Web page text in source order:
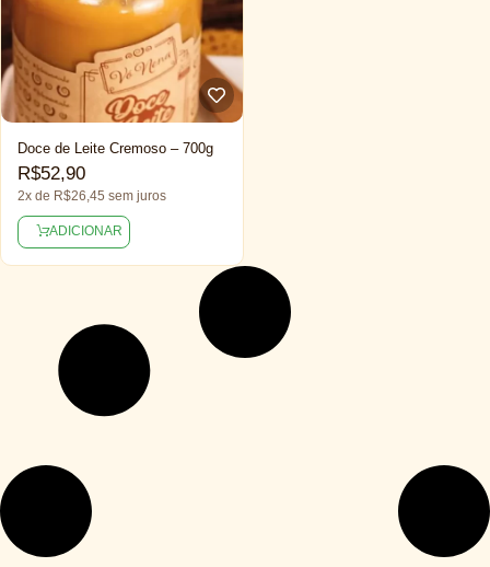
Doce de Leite Cremoso – 700g
R$52,90
2x de R$26,45 sem juros
ADICIONAR